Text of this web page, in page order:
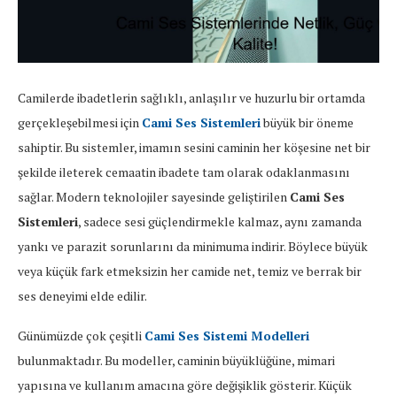
Camilerde ibadetlerin sağlıklı, anlaşılır ve huzurlu bir ortamda
gerçekleşebilmesi için Cami Ses Sistemleribüyük bir öneme
sahiptir. Bu sistemler, imamın sesini caminin her köşesine net bir
şekilde ileterek cemaatin ibadete tam olarak odaklanmasını
sağlar. Modern teknolojiler sayesinde geliştirilen Cami Ses
Sistemleri, sadece sesi güçlendirmekle kalmaz, aynı zamanda
yankı ve parazit sorunlarını da minimuma indirir. Böylece büyük
veya küçük fark etmeksizin her camide net, temiz ve berrak bir
ses deneyimi elde edilir.
Günümüzde çok çeşitli Cami Ses Sistemi Modelleri
bulunmaktadır. Bu modeller, caminin büyüklüğüne, mimari
yapısına ve kullanım amacına göre değişiklik gösterir. Küçük